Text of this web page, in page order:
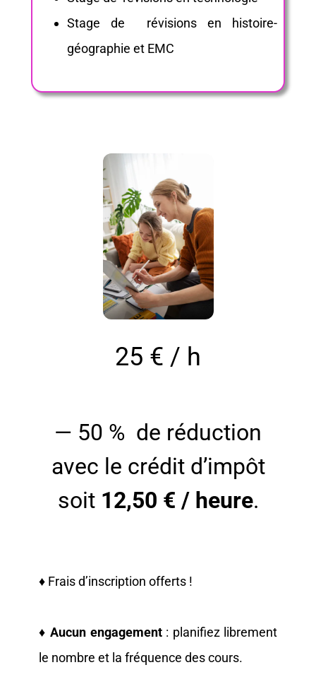
Stage de révisions en histoire-
géographie et EMC
25 € / h
— 50 % de réduction
avec le crédit d’impôt
soit 12,50 € / heure.
♦ Frais d’inscription offerts !
♦ Aucun engagement: planifiez librement
le nombre et la fréquence des cours.